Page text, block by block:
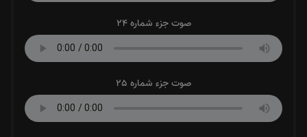
صوت جزء شماره 24
صوت جزء شماره 25